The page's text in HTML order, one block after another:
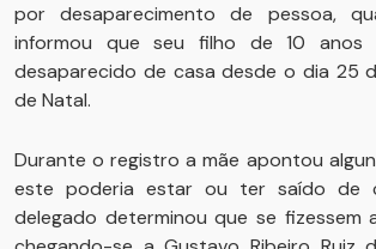
por desaparecimento de pessoa,
informou que seu filho de 10 anos
desaparecido de casa desde o dia 25
de Natal.
Durante o registro a mãe apontou
este poderia estar ou ter saído de
delegado determinou que se fizessem